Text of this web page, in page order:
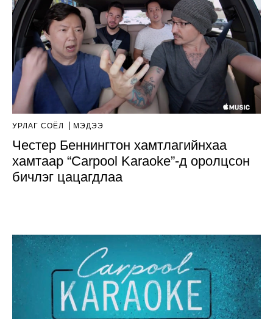
УРЛАГ СОЁЛ МЭДЭЭ
Честер Беннингтон хамтлагийнхаа
хамтаар “Carpool Karaoke”-д оролцсон
бичлэг цацагдлаа